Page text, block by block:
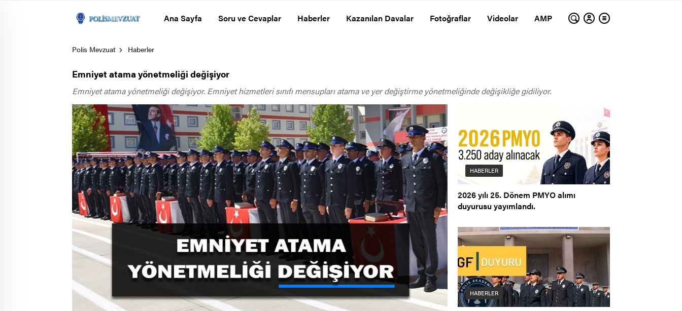
Ana Sayfa Soru ve Cevaplar Haberler Kazanılan Davalar Fotoğraflar Videolar AMP
Polis Mevzuat Haberler
Emniyet atama yönetmeliği değişiyor
Emniyet atama yönetmeliği değişiyor. Emniyet hizmetleri sınıfı mensupları atama ve yer değiştirme yönetmeliğinde değişikliğe gidiliyor.
HABERLER
2026 yılı 25. Dönem PMYO alımı
duyurusu yayımlandı.
HABERLER